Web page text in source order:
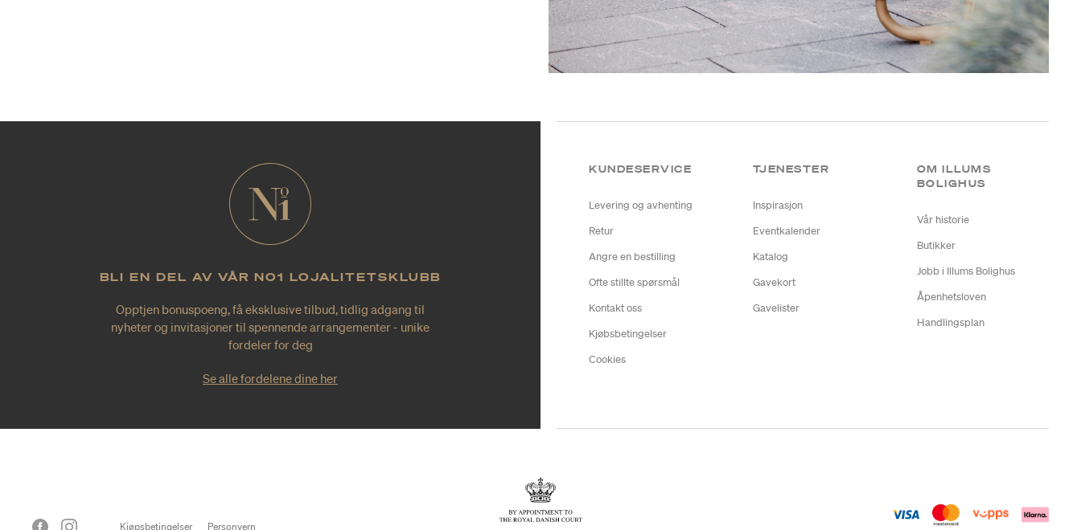
BLI EN DEL AV VÅR NO1 LOJALITETSKLUBB
Opptjen bonuspoeng, få eksklusive tilbud, tidlig adgang til
nyheter og invitasjoner til spennende arrangementer - unike
fordeler for deg
Se alle fordelene dine her
KUNDESERVICE
Levering og avhenting
Retur
Angre en bestilling
Ofte stillte spørsmål
Kontakt oss
Kjøbsbetingelser
Cookies
TJENESTER
Inspirasjon
Eventkalender
Katalog
Gavekort
Gavelister
OM ILLUMS
BOLIGHUS
Vår historie
Butikker
Jobb i Illums Bolighus
Åpenhetsloven
Handlingsplan
Kjøpsbetingelser Personvern